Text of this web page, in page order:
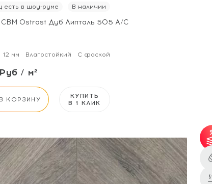
есть в шоу-руме В наличии
CBM Ostrost Дуб Липталь 505 А/С
12 мм Влагостойкий С фаской
/ м²
В КОРЗИНУ
КУПИТЬ
В 1 КЛИК
м² - скидка 3%;
м² - скидка 5%.